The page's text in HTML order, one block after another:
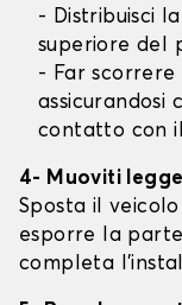
- Distribuisci
superiore del
- Far scorrere
assicurandosi
contatto con il
4- Muoviti
Sposta il
esporre la
completa